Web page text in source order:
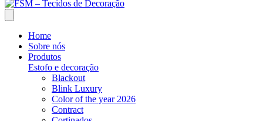
Home
Sobre nós
Produtos
Estofo e decoração
Blackout
Blink Luxury
Color of the year 2026
Contract